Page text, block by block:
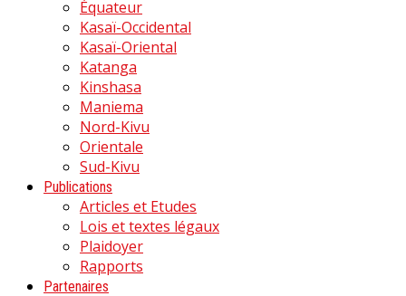
Équateur
Kasaï-Occidental
Kasaï-Oriental
Katanga
Kinshasa
Maniema
Nord-Kivu
Orientale
Sud-Kivu
Publications
Articles et Etudes
Lois et textes légaux
Plaidoyer
Rapports
Partenaires